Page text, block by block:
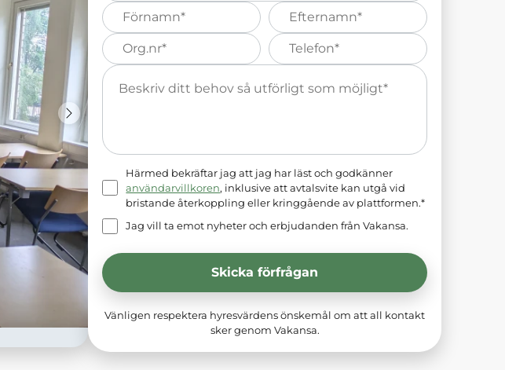
Förnamn*
Efternamn*
Organisations
nummer*
Telefonnummer*
Meddelande*
Härmed bekräftar jag att jag har läst och godkänner
användarvillkoren, inklusive att avtalsvite kan utgå vid
bristande återkoppling eller kringgående av plattformen.*
Jag vill ta emot nyheter och erbjudanden från Vakansa.
Skicka förfrågan
Vänligen respektera hyresvärdens önskemål om att all kontakt
sker genom Vakansa.